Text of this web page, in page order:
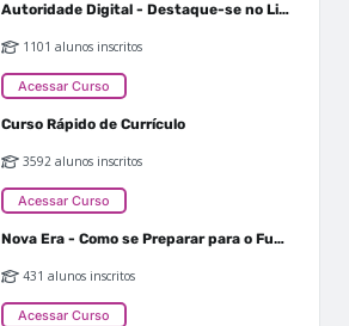
Autoridade Digital - Destaque-se no Linkedin
1101 alunos inscritos
Acessar Curso
Curso Rápido de Currículo
3592 alunos inscritos
Acessar Curso
Nova Era - Como se Preparar para o Futuro
431 alunos inscritos
Acessar Curso